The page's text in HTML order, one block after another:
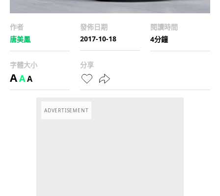
作者
唐美鳳
發佈日期
2017-10-18
閱讀時間
4分鐘
字體大小
AAA
分享
ADVERTISEMENT